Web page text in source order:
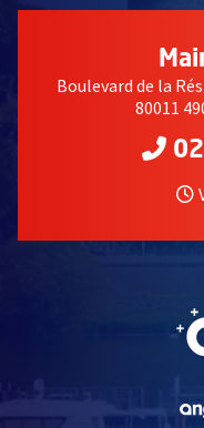
Boulevard de la
80011